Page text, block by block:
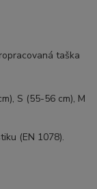
taška
S (55-56 cm), M
(EN 1078).